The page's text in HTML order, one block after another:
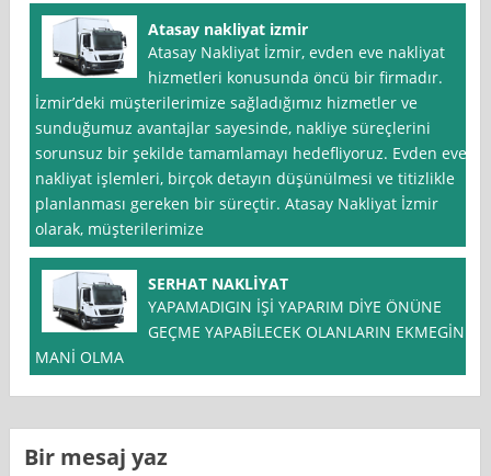
Atasay nakliyat izmir
Atasay Nakliyat İzmir, evden eve nakliyat
hizmetleri konusunda öncü bir firmadır.
İzmir’deki müşterilerimize sağladığımız hizmetler ve
sunduğumuz avantajlar sayesinde, nakliye süreçlerini
sorunsuz bir şekilde tamamlamayı hedefliyoruz. Evden eve
nakliyat işlemleri, birçok detayın düşünülmesi ve titizlikle
planlanması gereken bir süreçtir. Atasay Nakliyat İzmir
olarak, müşterilerimize
SERHAT NAKLİYAT
YAPAMADIGIN İŞİ YAPARIM DİYE ÖNÜNE
GEÇME YAPABİLECEK OLANLARIN EKMEGİNE
MANİ OLMA
Bir mesaj yaz